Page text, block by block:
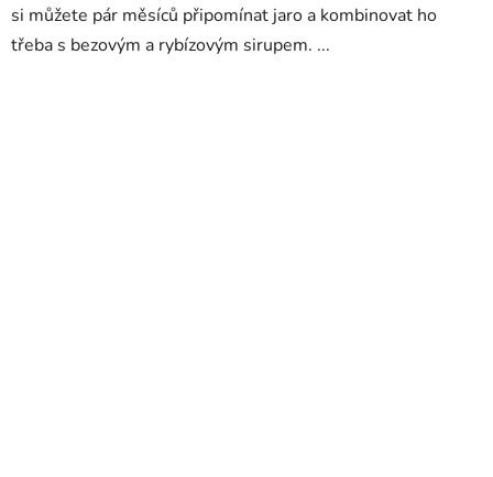
si můžete pár měsíců připomínat jaro a kombinovat ho
třeba s bezovým a rybízovým sirupem. ...